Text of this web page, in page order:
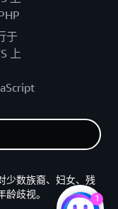
于
上
少数族裔、妇女、残
歧视。
1